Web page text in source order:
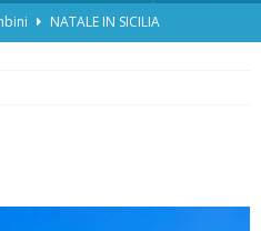
NATALE IN SICILIA